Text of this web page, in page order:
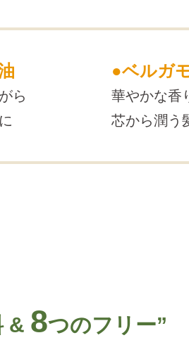
ら
●ベルガ
華やかな香
芯から潤う
& 8つのフリー”